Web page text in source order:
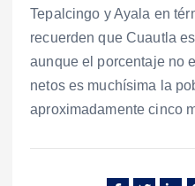
Tepalcingo y Ayala en
recuerden que Cuautla
aunque el porcentaje no
netos es muchísima la
aproximadamente cinco